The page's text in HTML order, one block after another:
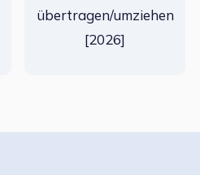
übertragen/umziehen
[2026]